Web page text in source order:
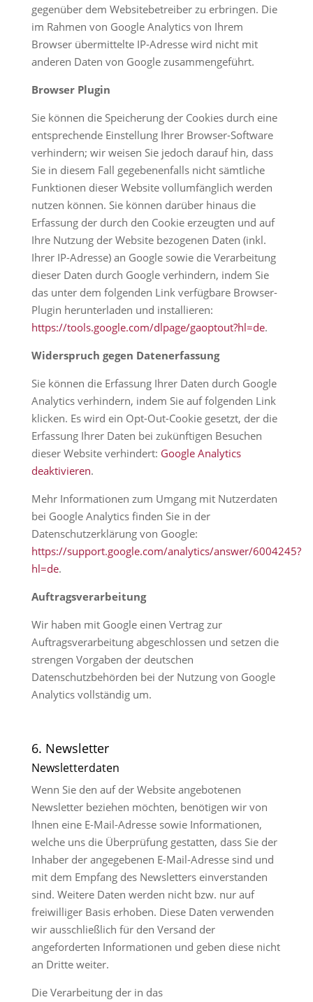
gegenüber dem Websitebetreiber zu erbringen. Die
im Rahmen von Google Analytics von Ihrem
Browser übermittelte IP-Adresse wird nicht mit
anderen Daten von Google zusammengeführt.
Browser Plugin
Sie können die Speicherung der Cookies durch eine
entsprechende Einstellung Ihrer Browser-Software
verhindern; wir weisen Sie jedoch darauf hin, dass
Sie in diesem Fall gegebenenfalls nicht sämtliche
Funktionen dieser Website vollumfänglich werden
nutzen können. Sie können darüber hinaus die
Erfassung der durch den Cookie erzeugten und auf
Ihre Nutzung der Website bezogenen Daten (inkl.
Ihrer IP-Adresse) an Google sowie die Verarbeitung
dieser Daten durch Google verhindern, indem Sie
das unter dem folgenden Link verfügbare Browser-
Plugin herunterladen und installieren:
https://tools.google.com/dlpage/gaoptout?hl=de.
Widerspruch gegen Datenerfassung
Sie können die Erfassung Ihrer Daten durch Google
Analytics verhindern, indem Sie auf folgenden Link
klicken. Es wird ein Opt-Out-Cookie gesetzt, der die
Erfassung Ihrer Daten bei zukünftigen Besuchen
dieser Website verhindert: Google Analytics
deaktivieren.
Mehr Informationen zum Umgang mit Nutzerdaten
bei Google Analytics finden Sie in der
Datenschutzerklärung von Google:
https://support.google.com/analytics/answer/6004245?
hl=de.
Auftragsverarbeitung
Wir haben mit Google einen Vertrag zur
Auftragsverarbeitung abgeschlossen und setzen die
strengen Vorgaben der deutschen
Datenschutzbehörden bei der Nutzung von Google
Analytics vollständig um.
6. Newsletter
Newsletterdaten
Wenn Sie den auf der Website angebotenen
Newsletter beziehen möchten, benötigen wir von
Ihnen eine E-Mail-Adresse sowie Informationen,
welche uns die Überprüfung gestatten, dass Sie der
Inhaber der angegebenen E-Mail-Adresse sind und
mit dem Empfang des Newsletters einverstanden
sind. Weitere Daten werden nicht bzw. nur auf
freiwilliger Basis erhoben. Diese Daten verwenden
wir ausschließlich für den Versand der
angeforderten Informationen und geben diese nicht
an Dritte weiter.
Die Verarbeitung der in das